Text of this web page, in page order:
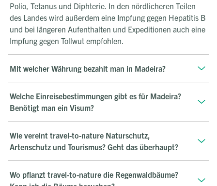
Polio, Tetanus und Diphterie. In den nördlicheren Teilen
des Landes wird außerdem eine Impfung gegen Hepatitis B
und bei längeren Aufenthalten und Expeditionen auch eine
Impfung gegen Tollwut empfohlen.
Mit welcher Währung bezahlt man in Madeira?
Welche Einreisebestimmungen gibt es für Madeira?
Benötigt man ein Visum?
Wie vereint travel-to-nature Naturschutz,
Artenschutz und Tourismus? Geht das überhaupt?
Wo pflanzt travel-to-nature die Regenwaldbäume?